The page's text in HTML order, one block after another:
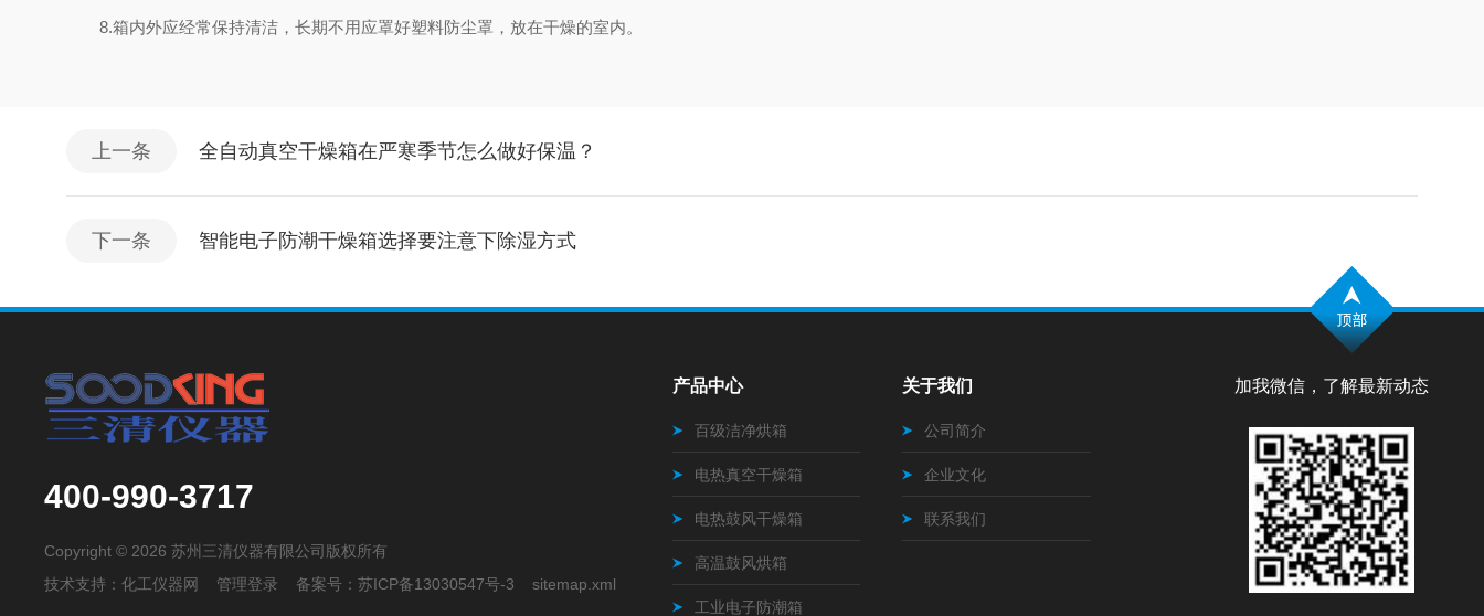
8.箱内外应经常保持清洁，长期不用应罩好塑料防尘罩，放在干燥的室内。
上一条 全自动真空干燥箱在严寒季节怎么做好保温？
下一条 智能电子防潮干燥箱选择要注意下除湿方式
加我微信，了解最新动态
400-990-3717
Copyright © 2026 苏州三清仪器有限公司版权所有
技术支持：化工仪器网 管理登录 备案号：苏ICP备13030547号-3 sitemap.xml
产品中心
百级洁净烘箱
电热真空干燥箱
电热鼓风干燥箱
高温鼓风烘箱
工业电子防潮箱
关于我们
公司简介
企业文化
联系我们